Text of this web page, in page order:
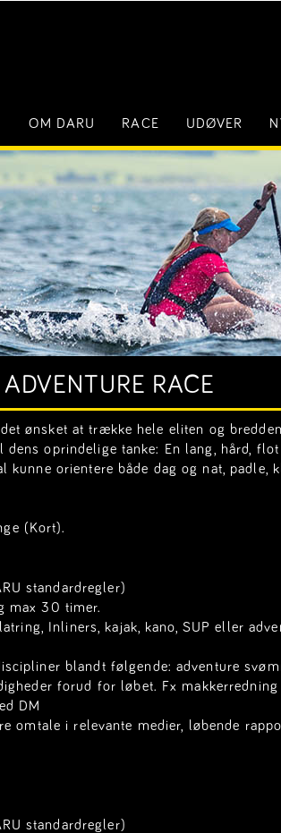
OM DARU RACE UDØVER
RACE
ønsket at trække hele eliten og
oprindelige tanke: En lang, hård,
orientere både dag og nat, padle,
(Kort).
standardregler)
max 30 timer.
Inliners, kajak, kano, SUP eller
blandt følgende: adventure
forud for løbet. Fx makkerredning
DM
omtale i relevante medier, løbende
standardregler)